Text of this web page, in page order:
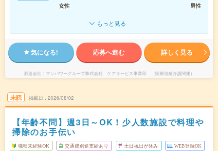
女性
男性
もっと見る
気になる! 応募へ進む 詳しく見る
派遣会社 マンパワーグループ株式会社 ケアサービス事業部 （医療福祉介護関連）
未読 掲載日 2026/08/02
【年齢不問】週3日～OK！少人数施設で料理や
掃除のお手伝い
職種未経験OK 交通費別途支給あり 土日祝日が休み WEB登録OK